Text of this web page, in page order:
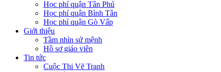
Học phí quận Tân Phú
Học phí quận Bình Tân
Học phí quận Gò Vấp
Giới thiệu
Tầm nhìn sứ mệnh
Hồ sơ giáo viên
Tin tức
Cuộc Thi Vẽ Tranh